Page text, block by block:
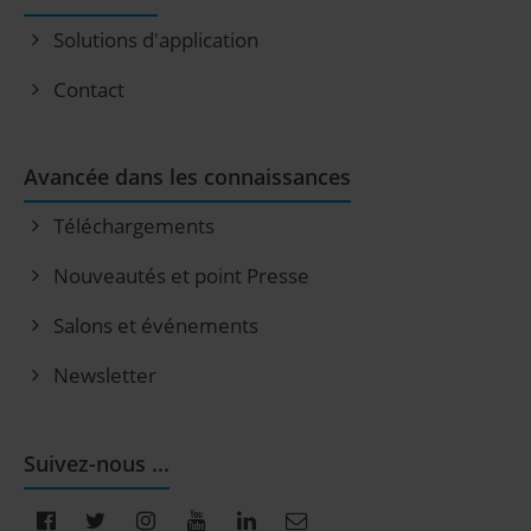
Solutions d'application
Contact
Avancée dans les connaissances
Téléchargements
Nouveautés et point Presse
Salons et événements
Newsletter
Suivez-nous ...